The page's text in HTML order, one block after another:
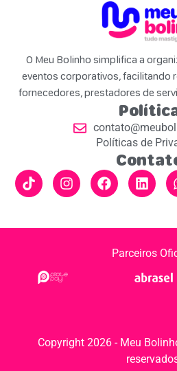
O Meu Bolinho simplifica a
eventos corporativos, facilitando
fornecedores, prestadores de
Políticas de
Parceiros
Copyright 2026 - Meu